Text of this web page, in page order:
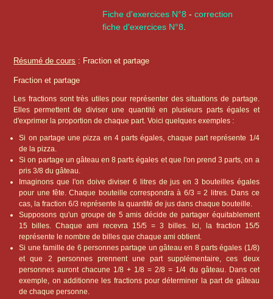
Fiche d'exercices N°8 - correction
fiche d'exercices N°8
Résumé de cours : Fraction et partage
Fraction et partage
Les fractions sont très utiles pour représenter des situations de partage.
Elles permettent de diviser une quantité en plusieurs parts égales et
d'exprimer la proportion de chaque part. Voici quelques exemples :
Si on partage une pizza en 4 parts égales, chaque part représente 1/4
de la pizza.
Si on partage un gâteau en 8 parts égales et que l'on prend 3 parts, on a
pris 3/8 du gâteau.
Imaginons que l'on doive diviser 6 litres de jus en 3 bouteilles égales
pour une fête. Chaque bouteille correspondra à 6/3 = 2 litres. Dans ce
cas, la fraction 6/3 représente la quantité de jus dans chaque bouteille.
Supposons qu'un groupe de 5 amis décide de partager équitablement
15 billes. Chaque ami recevra 15/5 = 3 billes. Ici, la fraction 15/5
représente le nombre de billes que chaque ami obtient.
Si une famille de 6 personnes partage un gâteau en 8 parts égales (1/8)
et que 2 personnes prennent une part supplémentaire, ces deux
personnes auront chacune 1/8 + 1/8 = 2/8 = 1/4 du gâteau. Dans cet
exemple, on additionne les fractions pour déterminer la part de gâteau
de chaque personne.